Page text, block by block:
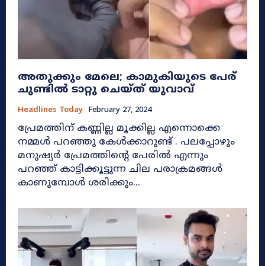
അതുക്കും മേലെ; കാമുകിയുടെ പേര്
ചുണ്ടിൽ ടാറ്റു ചെയ്ത് യുവാവ്
Headlines Today February 27, 2024
പ്രേമത്തിന് കണ്ണില്ല മൂക്കില്ല എന്നൊക്കെ
നമ്മൾ പറഞ്ഞു കേൾക്കാറുണ്ട് . പലപ്പോഴും
മനുഷ്യർ പ്രേമത്തിന്റെ പേരിൽ എന്നും
പറഞ്ഞ് കാട്ടിക്കൂട്ടുന്ന ചില പരാക്രമങ്ങൾ
കാണുമ്പോൾ ശരിക്കും...